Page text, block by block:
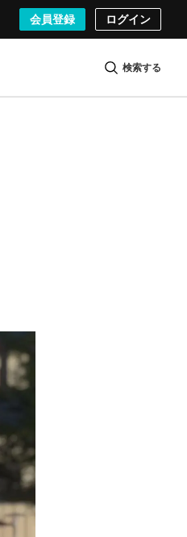
会員登録 ログイン
検索する